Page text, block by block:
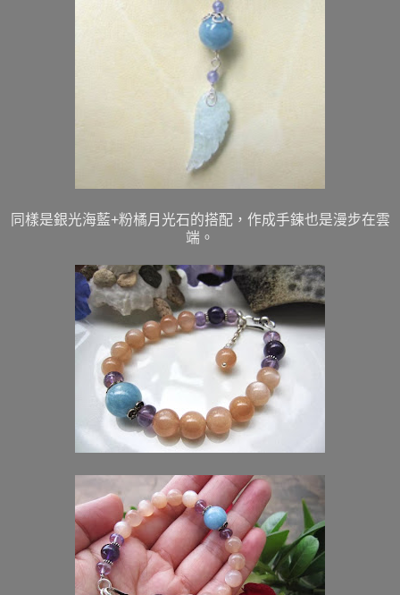
同樣是銀光海藍+粉橘月光石的搭配，作成手鍊也是漫步在雲
端。